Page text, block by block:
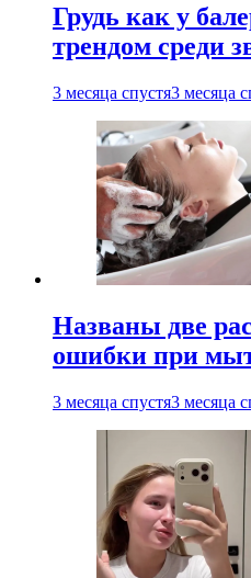
Грудь как у
трендом среди
3 месяца спустя3 месяца
Названы две
ошибки при
3 месяца спустя3 месяца